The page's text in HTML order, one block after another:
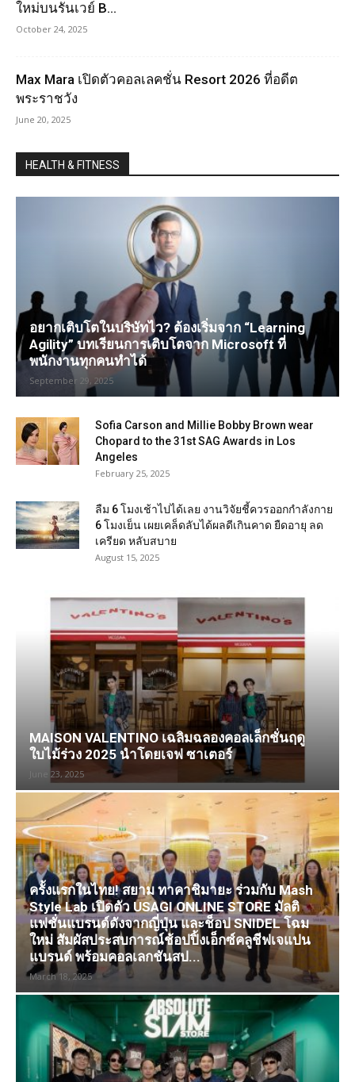
ใหม่บนรันเวย์ B...
October 24, 2025
Max Mara เปิดตัวคอลเลคชั่น Resort 2026 ที่อดีต
พระราชวัง
June 20, 2025
HEALTH & FITNESS
อยากเติบโตในบริษัทไว? ต้องเริ่มจาก “Learning
Agility” บทเรียนการเติบโตจาก Microsoft ที่
พนักงานทุกคนทำได้
September 29, 2025
Sofia Carson and Millie Bobby Brown wear
Chopard to the 31st SAG Awards in Los
Angeles
February 25, 2025
ลืม 6 โมงเช้าไปได้เลย งานวิจัยชี้ควรออกกำลังกาย
6 โมงเย็น เผยเคล็ดลับได้ผลดีเกินคาด ยืดอายุ ลด
เครียด หลับสบาย
August 15, 2025
MAISON VALENTINO เฉลิมฉลองคอลเล็กชั่นฤดู
ใบไม้ร่วง 2025 นำโดยเจฟ ซาเตอร์
June 23, 2025
ครั้งแรกในไทย! สยาม ทาคาชิมายะ ร่วมกับ Mash
Style Lab เปิดตัว USAGI ONLINE STORE มัลติ
แฟชั่นแบรนด์ดังจากญี่ปุ่น และช็อป SNIDEL โฉม
ใหม่ สัมผัสประสบการณ์ช้อปปิ้งเอ็กซ์คลูชีฟเจแปน
แบรนด์ พร้อมคอลเลกชันสป...
March 18, 2025